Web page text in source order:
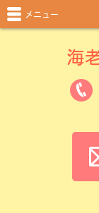
海
メニュー